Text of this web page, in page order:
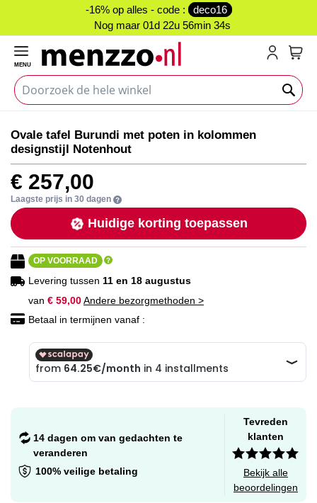
-16% op alles - code :
deco16
Nog maar 01d 22u 56min 34s
MENU
naar
het
einde
van
de
afbeeldingen-
gallerij
naar
het
begin
van
de
afbeeldingen-
gallerij
Ovale tafel Burundi met poten in kolommen
designstijl Notenhout
€ 257,00
Laagste prijs in 30 dagen
Huidige korting toepassen
OP VOORRAAD
Levering tussen 11 en 18 augustus
van € 59,00Andere bezorgmethoden >
Betaal in termijnen vanaf :
14 dagen om van gedachten te
veranderen
100% veilige betaling
Tevreden
klanten
Bekijk alle
beoordelingen